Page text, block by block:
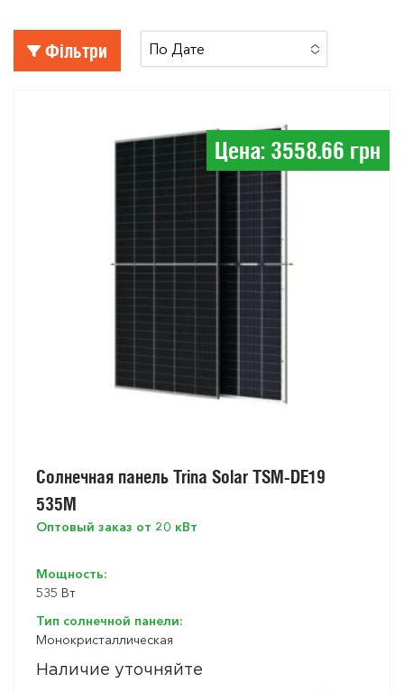
По Дате
Фільтри
Цена: 3558.66 грн
Солнечная панель Trina Solar TSM-DE19
535M
Оптовый заказ от 20 кВт
Мощность:
535 Вт
Тип солнечной панели:
Монокристаллическая
Наличие уточняйте